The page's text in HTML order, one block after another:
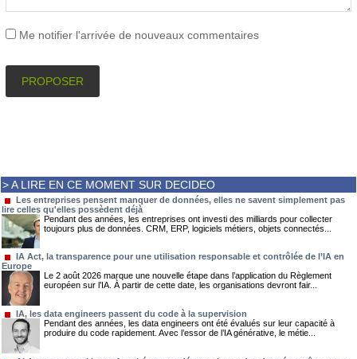
Me notifier l'arrivée de nouveaux commentaires
PROPOSER
> A LIRE EN CE MOMENT SUR DECIDEO
Les entreprises pensent manquer de données, elles ne savent simplement pas
lire celles qu'elles possèdent déjà
Pendant des années, les entreprises ont investi des milliards pour collecter
toujours plus de données. CRM, ERP, logiciels métiers, objets connectés...
IA Act, la transparence pour une utilisation responsable et contrôlée de l’IA en
Europe
Le 2 août 2026 marque une nouvelle étape dans l’application du Règlement
européen sur l’IA. À partir de cette date, les organisations devront fair...
IA, les data engineers passent du code à la supervision
Pendant des années, les data engineers ont été évalués sur leur capacité à
produire du code rapidement. Avec l’essor de l’IA générative, le métie...